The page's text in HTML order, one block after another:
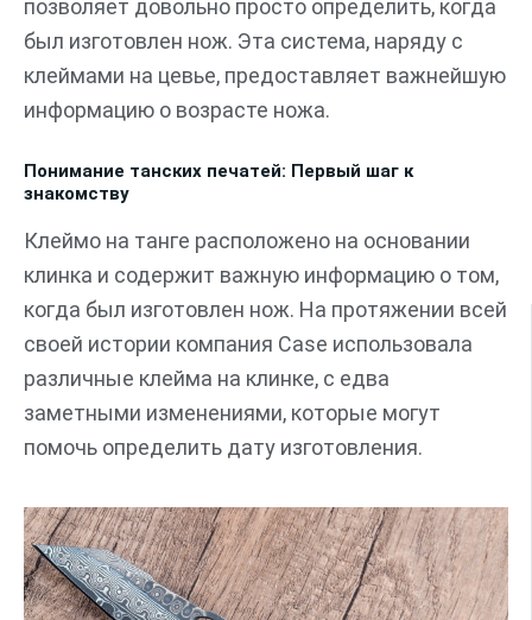
позволяет довольно просто определить, когда
был изготовлен нож. Эта система, наряду с
клеймами на цевье, предоставляет важнейшую
информацию о возрасте ножа.
Понимание танских печатей: Первый шаг к
знакомству
Клеймо на танге расположено на основании
клинка и содержит важную информацию о том,
когда был изготовлен нож. На протяжении всей
своей истории компания Case использовала
различные клейма на клинке, с едва
заметными изменениями, которые могут
помочь определить дату изготовления.